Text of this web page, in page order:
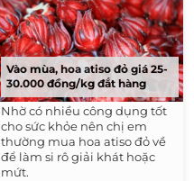
Vào mùa, hoa atiso đỏ giá 25-
30.000 đồng/kg đắt hàng
Nhờ có nhiều công dụng tốt
cho sức khỏe nên chị em
thường mua hoa atiso đỏ về
để làm si rô giải khát hoặc
mứt.